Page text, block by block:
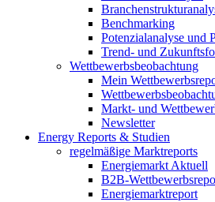
Benchmarking
Potenzialanalyse und
Trend- und
Wettbewerbs­beobachtung
Mein
Markt- und
Newsletter
Energy Reports & Studien
regelmäßige Marktreports
Energiemarkt Aktuell
B2B-
Energiemarktreport